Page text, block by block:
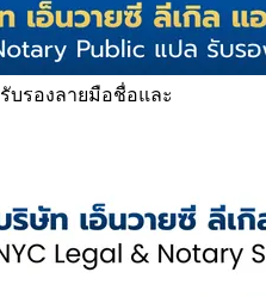
บรองลายมือชื่อและ